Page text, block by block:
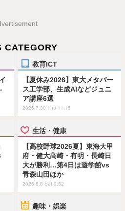
CATEGORY
教育ICT
【夏休み2026】東大メタバー
ス工学部、生成AIなどジュニ
ア講座6選
2026.7.30 Thu 11:15
生活・健康
【高校野球2026夏】東海大甲
府・健大高崎・有明・長崎日
大が勝利…第4日は遊学館vs
青森山田ほか
2026.8.8 Sat 9:52
趣味・娯楽